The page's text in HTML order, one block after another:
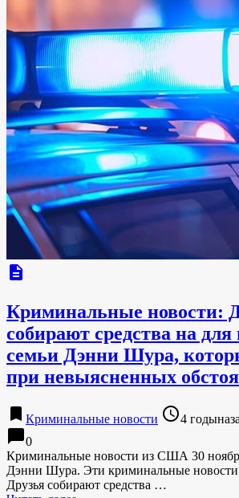
description
Криминальные новости:
собирают средства на
семьи Дэнни Шура,
при невыясненных
bookmark Криминальные новости access_time4
chat_bubble0
Криминальные новости из США 30
Дэнни Шура. Эти криминальные
Друзья собирают средства …